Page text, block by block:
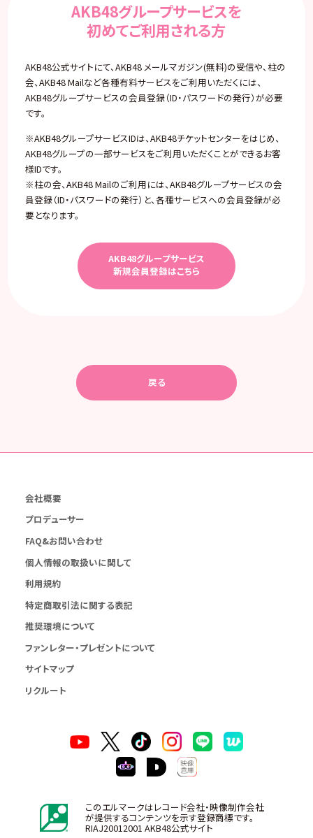
AKB48グループサービスを
初めてご利用される方
AKB48公式サイトにて、AKB48 メールマガジン(無料)の受信や、柱の
会、AKB48 Mailなど各種有料サービスをご利用いただくには、
AKB48グループサービスの会員登録（ID・パスワードの発行）が必要
です。
※AKB48グループサービスIDは、AKB48チケットセンターをはじめ、
AKB48グループの一部サービスをご利用いただくことができるお客
様IDです。
※柱の会、AKB48 Mailのご利用には、AKB48グループサービスの会
員登録（ID・パスワードの発行）と、各種サービスへの会員登録が必
要となります。
AKB48グループサービス
新規会員登録はこちら
戻る
会社概要
プロデューサー
FAQ&お問い合わせ
個人情報の取扱いに関して
利用規約
特定商取引法に関する表記
推奨環境について
ファンレター・プレゼントについて
サイトマップ
リクルート
このエルマークはレコード会社・映像制作会社
が提供するコンテンツを示す登録商標です。
RIAJ20012001 AKB48公式サイト